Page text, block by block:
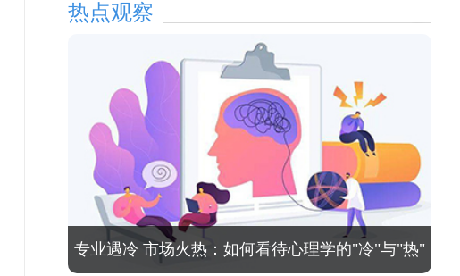
热点观察
专业遇冷 市场火热：如何看待心理学的"冷"与"热"